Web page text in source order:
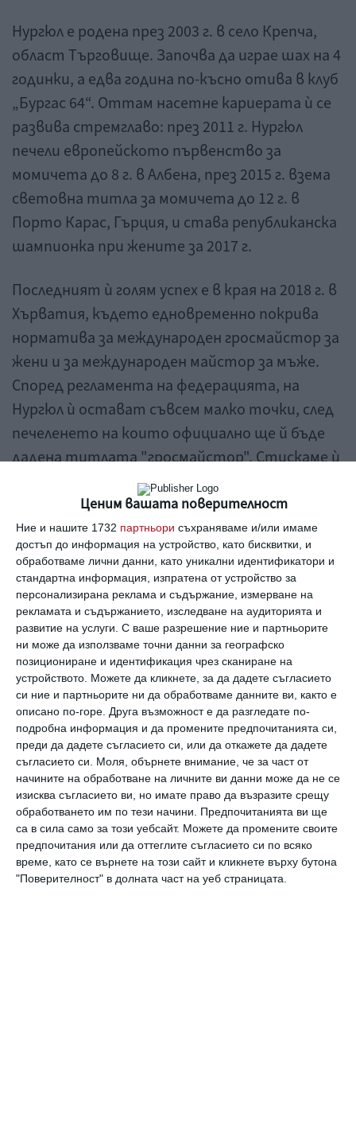
Ценим вашата поверителност
Ние и нашите 1732 партньори съхраняваме и/или имаме
достъп до информация на устройство, като бисквитки, и
обработваме лични данни, като уникални идентификатори и
стандартна информация, изпратена от устройство за
персонализирана реклама и съдържание, измерване на
рекламата и съдържанието, изследване на аудиторията и
развитие на услуги. С ваше разрешение ние и партньорите
ни може да използваме точни данни за географско
позициониране и идентификация чрез сканиране на
устройството. Можете да кликнете, за да дадете съгласието
си ние и партньорите ни да обработваме данните ви, както е
описано по-горе. Друга възможност е да разгледате по-
подробна информация и да промените предпочитанията си,
преди да дадете съгласието си, или да откажете да дадете
съгласието си. Моля, обърнете внимание, че за част от
начините на обработване на личните ви данни може да не се
изисква съгласието ви, но имате право да възразите срещу
обработването им по тези начини. Предпочитанията ви ще
са в сила само за този уебсайт. Можете да промените своите
предпочитания или да оттеглите съгласието си по всяко
време, като се върнете на този сайт и кликнете върху бутона
"Поверителност" в долната част на уеб страницата.
Нургюл е родена през 2003 г. в село Крепча,
област Търговище. Започва да играе шах на 4
годинки, а едва година по-късно отива в клуб
„Бургас 64“. Оттам насетне кариерата ѝ се
развива стремглаво: през 2011 г. Нургюл
печели европейското първенство за
момичета до 8 г. в Албена, през 2015 г. взема
световна титла за момичета до 12 г. в
Порто Карас, Гърция, и става републиканска
шампионка при жените за 2017 г.
Последният ѝ голям успех е в края на 2018 г. в
Хърватия, където едновременно покрива
норматива за международен гросмайстор за
жени и за международен майстор за мъже.
Според регламента на федерацията, на
Нургюл ѝ остават съвсем малко точки, след
печеленето на които официално ще й бъде
дадена титлата "гросмайстор". Стискаме ѝ
нургюлшахматисткасвета
Здраве
Защо шахът е полезен за детския мозък
Спорт
Каня те за партия шах
Образование
Легенда на шахмата открива турнир за деца
у нас
Коментари
Трябва да сте регистриран потребител за да